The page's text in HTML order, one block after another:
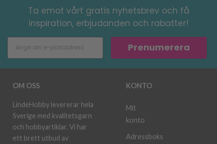
Ta emot vårt gratis nyhetsbrev och få
inspiration, erbjudanden och rabatter!
Prenumerera
OM OSS
LindeHobby levererar hela
Sverige med kvalitetsgarn
och hobbyartiklar. Vi har
ett brett utbud av
KONTO
Mit
konto
Adressboks